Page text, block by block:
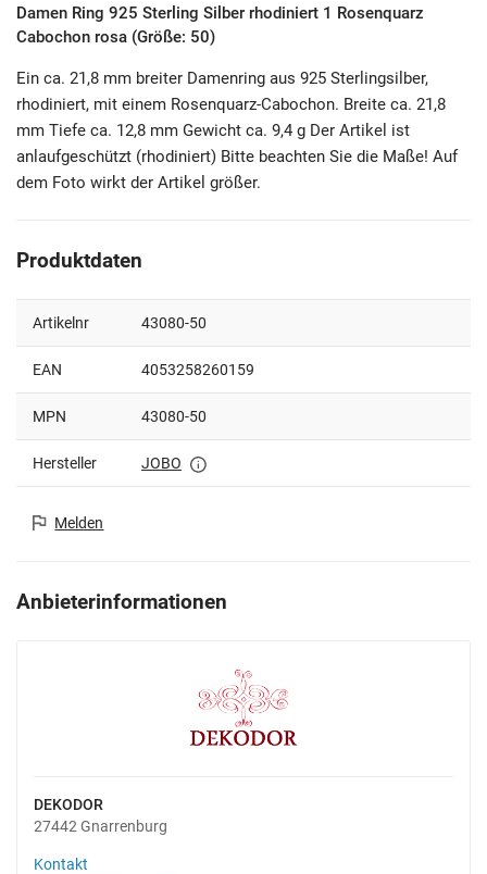
Damen Ring 925 Sterling Silber rhodiniert 1 Rosenquarz
Cabochon rosa (Größe: 50)
Ein ca. 21,8 mm breiter Damenring aus 925 Sterlingsilber,
rhodiniert, mit einem Rosenquarz-Cabochon. Breite ca. 21,8
mm Tiefe ca. 12,8 mm Gewicht ca. 9,4 g Der Artikel ist
anlaufgeschützt (rhodiniert) Bitte beachten Sie die Maße! Auf
dem Foto wirkt der Artikel größer.
Produktdaten
Artikelnr 43080-50
EAN 4053258260159
MPN 43080-50
Hersteller JOBO
Melden
Anbieterinformationen
DEKODOR
27442 Gnarrenburg
Kontakt